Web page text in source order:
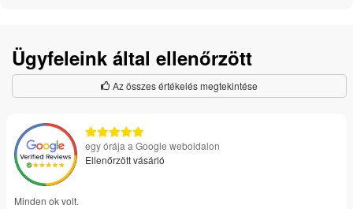
Ügyfeleink által ellenőrzött
Az összes értékelés megtekintése
egy órája a Google weboldalon
Ellenőrzött vásárló
Minden ok volt.